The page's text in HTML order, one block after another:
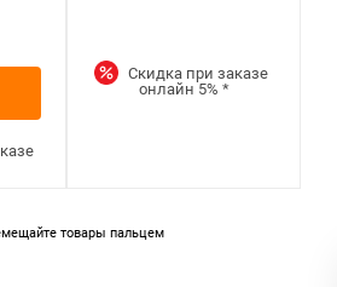
Скидка при заказе
онлайн 5% *